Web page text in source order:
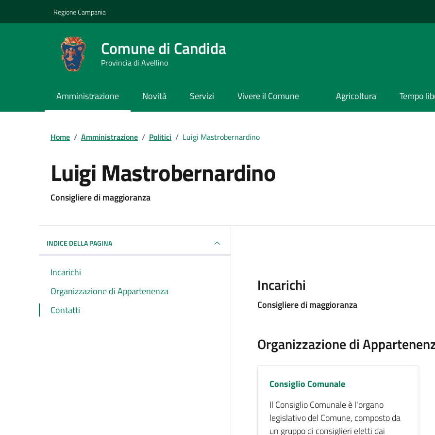
Regione Campania
Comune di Candida
Provincia di Avellino
Amministrazione Novità Servizi Vivere il Comune Agricoltura Tempo
Home / Amministrazione / Politici / Luigi Mastrobernardino
Luigi Mastrobernardino
Consigliere di maggioranza
INDICE DELLA PAGINA
Incarichi
Organizzazione di Appartenenza
Contatti
Incarichi
Consigliere di maggioranza
Organizzazione di
Consiglio Comunale
Il Consiglio Comunale è l'organo
legislativo del Comune, composto da
un gruppo di consiglieri eletti dai